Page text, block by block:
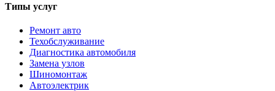
Типы услуг
Ремонт авто
Техобслуживание
Диагностика автомобиля
Замена узлов
Шиномонтаж
Автоэлектрик